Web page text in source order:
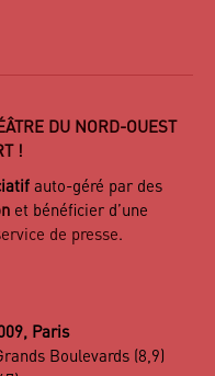
DU NORD-OUEST
!
auto-géré par des
et bénéficier d’une
de presse.
Paris
Boulevards (8,9)